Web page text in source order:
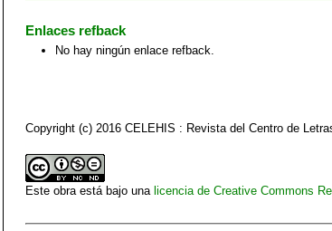
Enlaces refback
No hay ningún enlace refback.
Copyright (c) 2016 CELEHIS : Revista del Centro de
Este obra está bajo una licencia de Creative Commons